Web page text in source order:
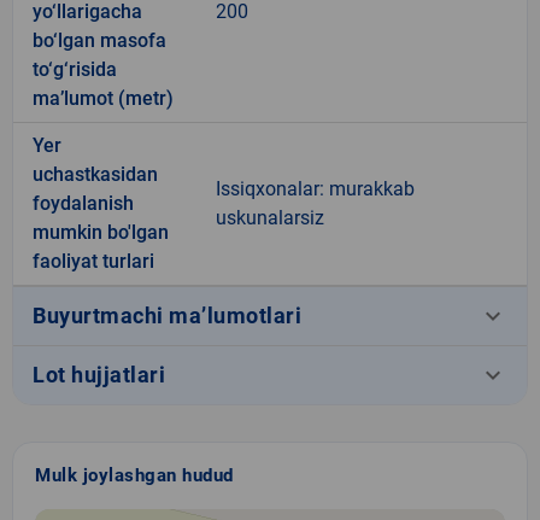
yo‘llarigacha
bo‘lgan masofa
to‘g‘risida
ma’lumot (metr)
200
Yer
uchastkasidan
foydalanish
mumkin bo'lgan
faoliyat turlari
Issiqxonalar: murakkab
uskunalarsiz
Buyurtmachi ma’lumotlari keyboard_arrow_down
Lot hujjatlari keyboard_arrow_down
Mulk joylashgan hudud